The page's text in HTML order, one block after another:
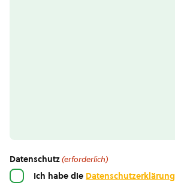
Datenschutz(erforderlich)
Ich habe die Datenschutzerklärung